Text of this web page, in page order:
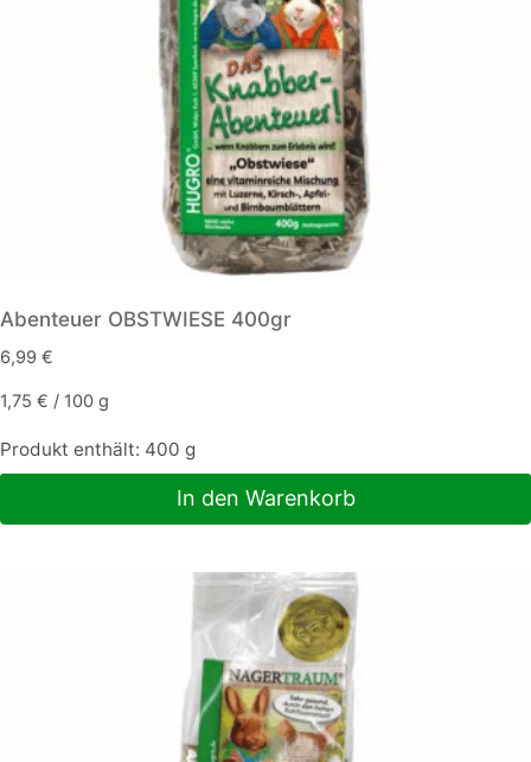
Abenteuer OBSTWIESE 400gr
6,99 €
1,75 € / 100 g
Produkt enthält: 400 g
In den Warenkorb